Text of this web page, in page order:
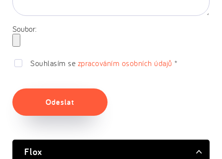
Soubor:
Souhlasím se zpracováním osobních údajů *
Odeslat
Flox